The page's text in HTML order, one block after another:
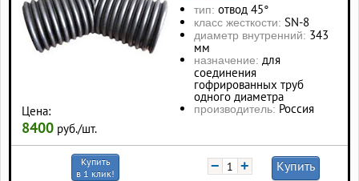
Цена:
8400 руб./шт.
тип: отвод 45°
класс жесткости: SN-8
диаметр внутренний: 343
мм
назначение: для
соединения
гофрированных труб
одного диаметра
производитель: Россия
Купить
в 1 клик!
− + Купить